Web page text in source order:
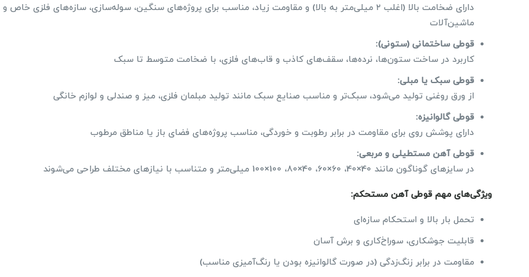
دارای ضخامت بالا (اغلب ۲ میلی‌متر به بالا) و مقاومت زیاد، مناسب برای پروژه‌های سنگین، سوله‌سازی، سازه‌های فلزی خاص و
ماشین‌آلات
قوطی ساختمانی (ستونی):
کاربرد در ساخت ستون‌ها، نرده‌ها، سقف‌های کاذب و قاب‌های فلزی، با ضخامت متوسط تا سبک
قوطی سبک یا مبلی:
از ورق روغنی تولید می‌شود، سبک‌تر و مناسب صنایع سبک مانند تولید مبلمان فلزی، میز و صندلی و لوازم خانگی
قوطی گالوانیزه:
دارای پوشش روی برای مقاومت در برابر رطوبت و خوردگی، مناسب پروژه‌های فضای باز یا مناطق مرطوب
قوطی آهن مستطیلی و مربعی:
در سایزهای گوناگون مانند 40×40، 60×60، 40×80، 100×100 میلی‌متر و متناسب با نیازهای مختلف طراحی می‌شوند
ویژگی‌های مهم قوطی آهن مستحکم:
تحمل بار بالا و استحکام سازه‌ای
قابلیت جوشکاری، سوراخ‌کاری و برش آسان
مقاومت در برابر زنگ‌زدگی (در صورت گالوانیزه بودن یا رنگ‌آمیزی مناسب)